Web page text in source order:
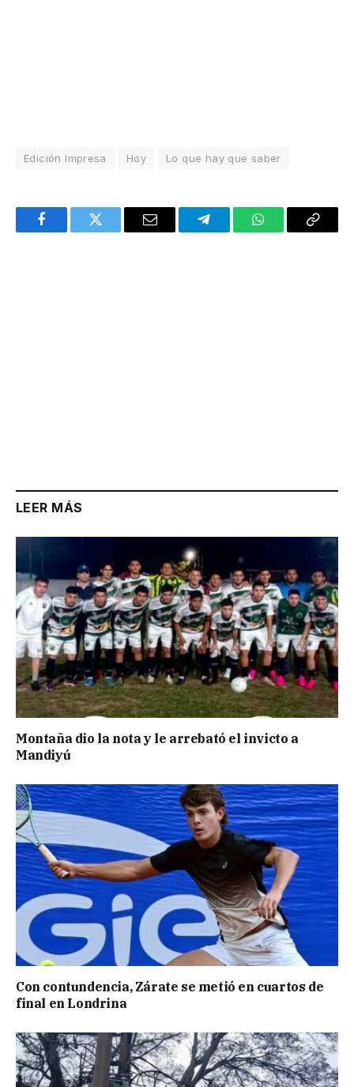
Edición Impresa Hoy Lo que hay que saber
FacebookTwitter Email TelegramWhatsAppCopy
LEER MÁS
Montaña dio la nota y le arrebató el invicto a
Mandiyú
Con contundencia, Zárate se metió en cuartos de
final en Londrina